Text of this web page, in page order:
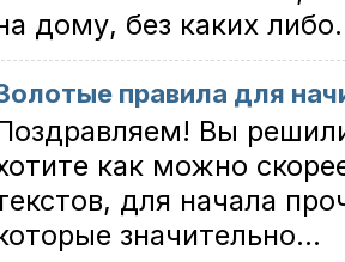
дому, без каких
правила для
Вы
как можно
для начала
значительно...